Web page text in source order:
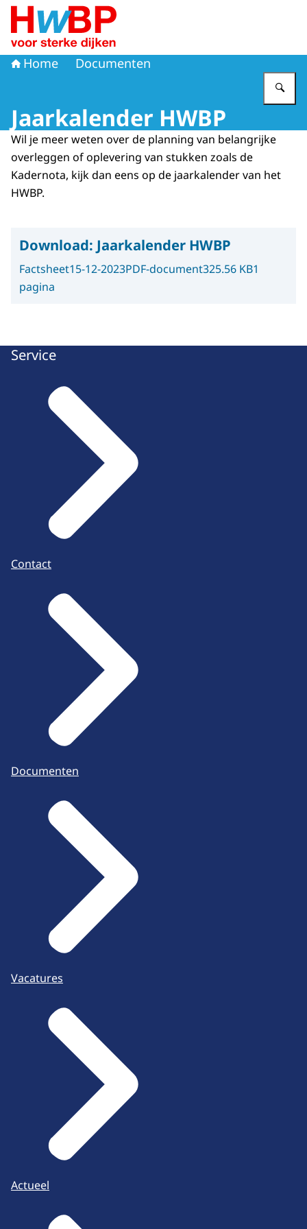
Naar de homepage van
Home Documenten
Jaarkalender HWBP
Wil je meer weten over de planning van belangrijke
overleggen of oplevering van stukken zoals de
Kadernota, kijk dan eens op de jaarkalender van het
HWBP.
Download: Jaarkalender HWBP
Factsheet15-12-2023PDF-document325.56 KB1
pagina
Service
Contact
Documenten
Vacatures
Actueel